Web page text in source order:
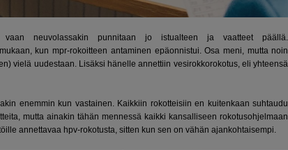
neuvolassakin punnitaan jo istualteen ja vaatteet päällä.
kun mpr-rokoitteen antaminen epäonnistui. Osa meni, mutta noin
vielä uudestaan. Lisäksi hänelle annettiin vesirokkorokotus, eli yhteensä
enemmin kun vastainen. Kaikkiin rokotteisiin en kuitenkaan suhtaudu
mutta ainakin tähän mennessä kaikki kansalliseen rokotusohjelmaan
annettavaa hpv-rokotusta, sitten kun sen on vähän ajankohtaisempi.